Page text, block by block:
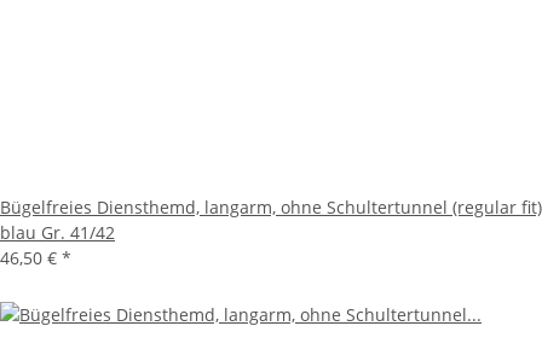
Bügelfreies Diensthemd, langarm, ohne Schultertunnel (regular fit)
blau Gr. 41/42
46,50 € *